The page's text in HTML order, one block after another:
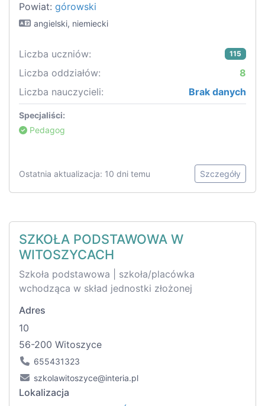
Powiat: górowski
angielski, niemiecki
Liczba uczniów: 115
Liczba oddziałów:
8
Liczba nauczycieli:
Brak danych
Specjaliści:
Pedagog
Ostatnia aktualizacja: 10 dni temu Szczegóły
SZKOŁA PODSTAWOWA W
WITOSZYCACH
Szkoła podstawowa | szkoła/placówka
wchodząca w skład jednostki złożonej
Adres
10
56-200 Witoszyce
655431323
szkolawitoszyce@interia.pl
Lokalizacja